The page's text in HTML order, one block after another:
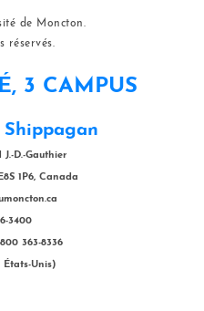
de Moncton.
réservés.
3 CAMPUS
Shippagan
J.-D.-Gauthier
1P6, Canada
3400
363-8336
Unis)